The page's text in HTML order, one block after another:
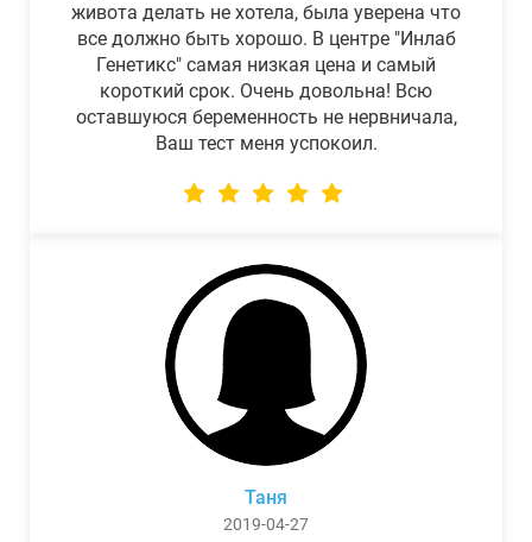
живота делать не хотела, была уверена что
все должно быть хорошо. В центре "Инлаб
Генетикс" самая низкая цена и самый
короткий срок. Очень довольна! Всю
оставшуюся беременность не нервничала,
Ваш тест меня успокоил.
Таня
2019-04-27